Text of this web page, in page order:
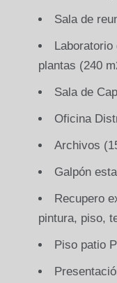
Sala de
plantas (240
Sala de
Oficina
Archivos
Galpón
Recupero
pintura, piso,
Piso patio